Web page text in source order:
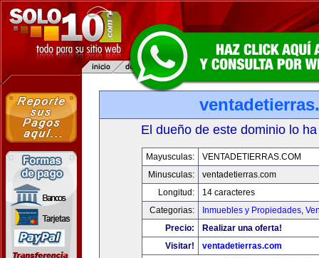
El dueño de este dominio lo
Mayusculas:
VENTADETIERRAS.COM
Minusculas:
ventadetierras.com
Longitud:
14 caracteres
Categorias:
Inmuebles y Propiedades,
Precio:
Realizar una oferta!
Visitar!
ventadetierras.com